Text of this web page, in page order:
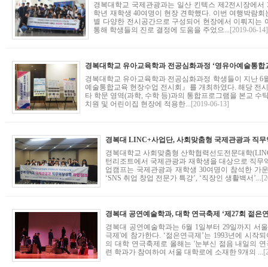
경복대학교 국제관광과는 일산 킨텍스 제2전시장에
학년 재학생 40여명이 현장 견학했다. 이번 여행박람
별 다양한 전시공간으로 구성되어 현장에서 이뤄지는
통해 학생들의 진로 결정에 도움을 주었으... [2019-06-14]
경복대학교 유아교육학과 전공심화과정 학생들이 지난 6
예술통합교육 현장수업 전시회』를 개최하였다. 해당 전
타 학문 영역(과학, 수학 등)과의 통합프로그램을 본교 수
치원 및 어린이집 현장에 적용한... [2019-06-13]
경복대학교 사회맞춤형 산학협력선도전문대학
턴리조트에서 국제관광과 재학생을 대상으로 직무
업캠프는 국제관광과 재학생 30여명이 참석한 가
‘SNS 취업 창업 전문가 특강’, ‘직장인 생활백서’...
경복대 공연예술학과, 대학 연극축제 ‘제27회 젊은
경복대 공연예술학과는 6월 1일부터 29일까지 서
극제'에 참가한다. ‘젊은연극제’는 1993년에 시작
의 대학 연극축제로 올해는 '눈부신 젊음 내일의
련 학과가 참여하여 서울 대학로에 소재한 9개의 ...